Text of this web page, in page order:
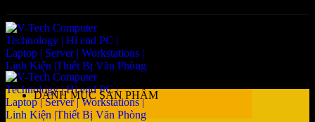
DANH MỤC SẢN PHẨM